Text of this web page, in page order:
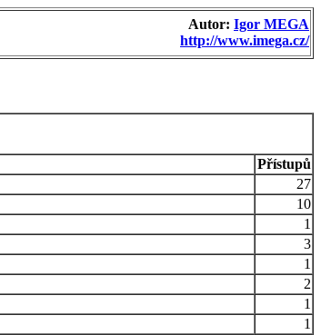
Autor: Igor MEGA
http://www.imega.cz/
Přístupů
27
10
1
3
1
2
1
1